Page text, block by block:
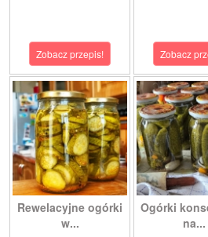
Zobacz przepis! Zobacz
Rewelacyjne ogórki
w...
Ogórki
na...